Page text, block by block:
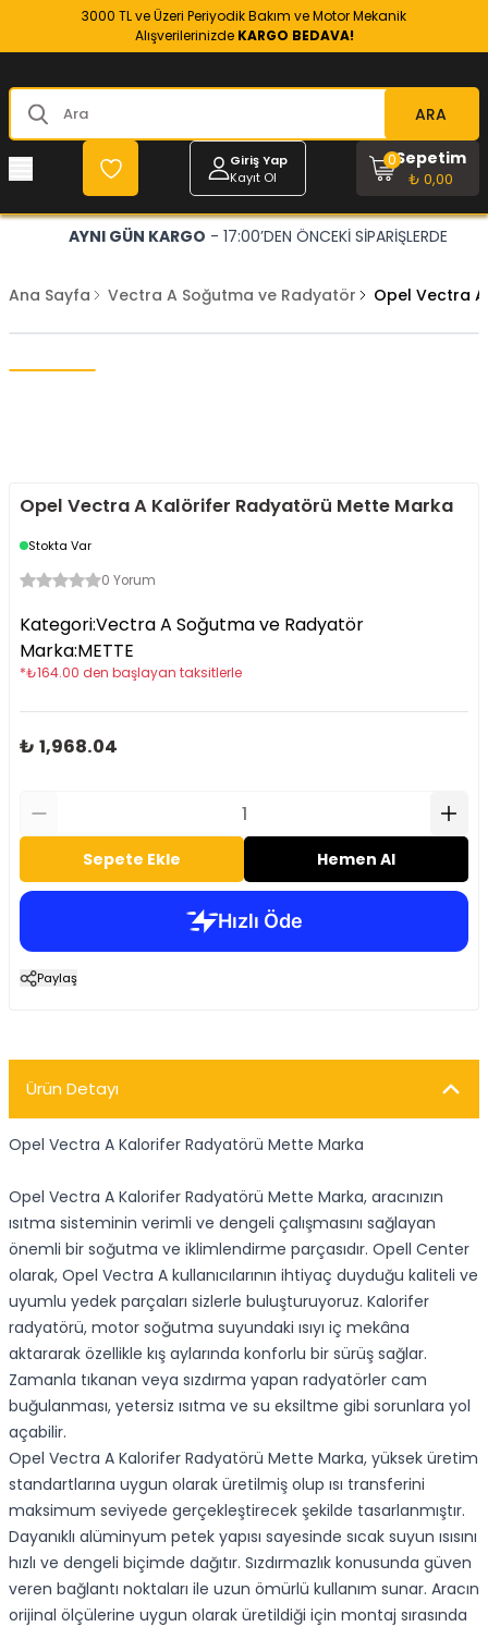
3000 TL ve Üzeri Periyodik Bakım ve Motor Mekanik
Alışverilerinizde KARGO BEDAVA!
ARA
Giriş Yap
Kayıt Ol
Sepetim
₺ 0,00
0
AYNI GÜN KARGO - 17:00’DEN ÖNCEKİ SİPARİŞLERDE
Ana Sayfa Vectra A Soğutma ve Radyatör Opel Vectra
Opel Vectra A Kalörifer Radyatörü Mette Marka
Stokta Var
0 Yorum
Kategori:Vectra A Soğutma ve Radyatör
Marka:METTE
*₺164.00 den başlayan taksitlerle
₺ 1,968.04
Sepete Ekle Hemen Al
Paylaş
Ürün Detayı
Opel Vectra A Kalorifer Radyatörü Mette Marka
Opel Vectra A Kalorifer Radyatörü Mette Marka, aracınızın
ısıtma sisteminin verimli ve dengeli çalışmasını sağlayan
önemli bir soğutma ve iklimlendirme parçasıdır. Opell Center
olarak, Opel Vectra A kullanıcılarının ihtiyaç duyduğu kaliteli ve
uyumlu yedek parçaları sizlerle buluşturuyoruz. Kalorifer
radyatörü, motor soğutma suyundaki ısıyı iç mekâna
aktararak özellikle kış aylarında konforlu bir sürüş sağlar.
Zamanla tıkanan veya sızdırma yapan radyatörler cam
buğulanması, yetersiz ısıtma ve su eksiltme gibi sorunlara yol
açabilir.
Opel Vectra A Kalorifer Radyatörü Mette Marka, yüksek üretim
standartlarına uygun olarak üretilmiş olup ısı transferini
maksimum seviyede gerçekleştirecek şekilde tasarlanmıştır.
Dayanıklı alüminyum petek yapısı sayesinde sıcak suyun ısısını
hızlı ve dengeli biçimde dağıtır. Sızdırmazlık konusunda güven
veren bağlantı noktaları ile uzun ömürlü kullanım sunar. Aracın
orijinal ölçülerine uygun olarak üretildiği için montaj sırasında